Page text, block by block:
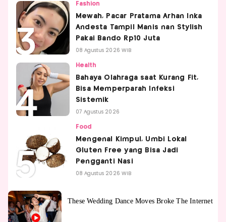
Fashion
Mewah, Pacar Pratama Arhan Inka
Andesta Tampil Manis nan Stylish
Pakai Bando Rp10 Juta
08 Agustus 2026 WIB
Health
Bahaya Olahraga saat Kurang Fit,
Bisa Memperparah Infeksi
Sistemik
07 Agustus 2026
Food
Mengenal Kimpul, Umbi Lokal
Gluten Free yang Bisa Jadi
Pengganti Nasi
08 Agustus 2026 WIB